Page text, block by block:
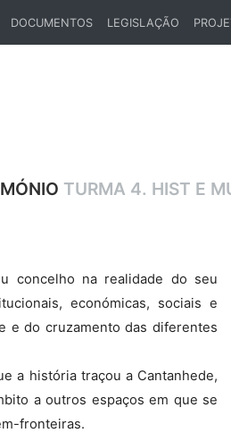
DOCUMENTOS LEGISLAÇÃO
TURMA 4. HIST E
concelho na realidade do seu
económicas, sociais e
e do cruzamento das diferentes
a história traçou a Cantanhede,
a outros espaços em que se
fronteiras.